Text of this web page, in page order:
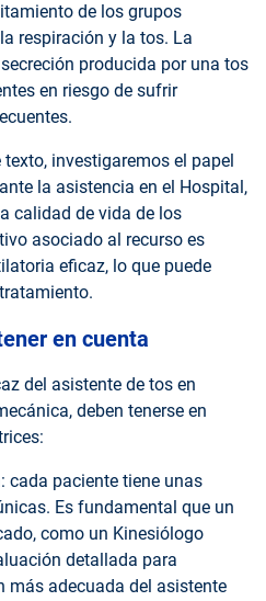
de los grupos
respiración y la tos. La
producida por una tos
en riesgo de sufrir
investigaremos el papel
la asistencia en el Hospital,
calidad de vida de los
asociado al recurso es
eficaz, lo que puede
en cuenta
del asistente de tos en
deben tenerse en
cada paciente tiene unas
Es fundamental que un
como un Kinesiólogo
detallada para
más adecuada del asistente